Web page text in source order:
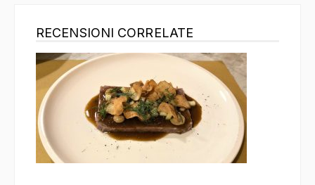
RECENSIONI CORRELATE